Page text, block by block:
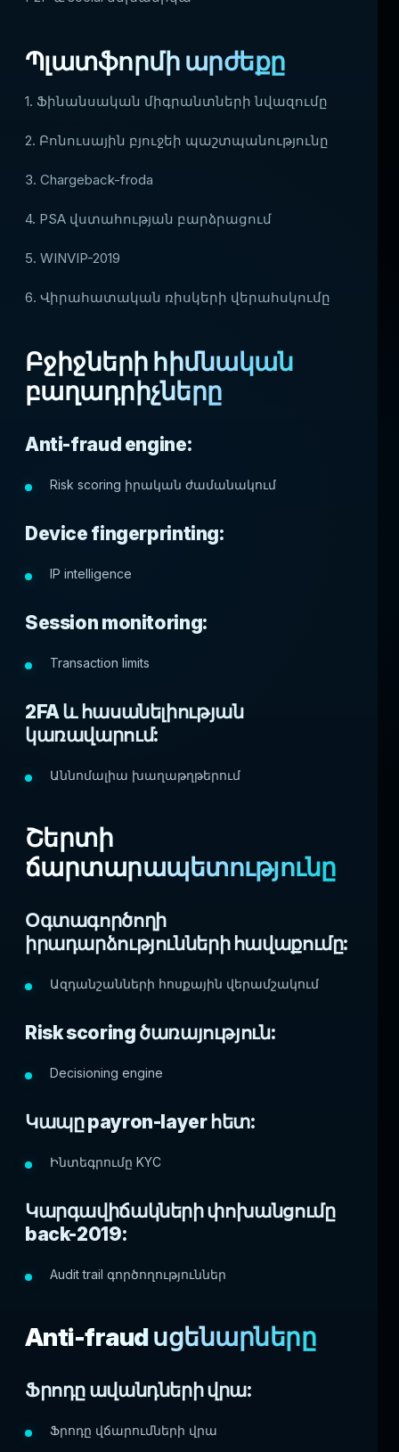
Պլատֆորմի արժեքը
1. Ֆինանսական միգրանտների նվազումը
2. Բոնուսային բյուջեի պաշտպանությունը
3. Chargeback-froda
4. PSA վստահության բարձրացում
5. WINVIP-2019
6. Վիրահատական ռիսկերի վերահսկումը
Բջիջների հիմնական
բաղադրիչները
Anti-fraud engine:
Risk scoring իրական ժամանակում
Device fingerprinting:
IP intelligence
Session monitoring:
Transaction limits
2FA և հասանելիության
կառավարում:
Աննոմալիա խաղաթղթերում
Շերտի
ճարտարապետությունը
Օգտագործողի
իրադարձությունների հավաքումը:
Ազդանշանների հոսքային վերամշակում
Risk scoring ծառայություն:
Decisioning engine
Կապը payron-layer հետ:
Ինտեգրումը KYC
Կարգավիճակների փոխանցումը
back-2019:
Audit trail գործողություններ
Anti-fraud սցենարները
Ֆրոդը ավանդների վրա:
Ֆրոդը վճարումների վրա